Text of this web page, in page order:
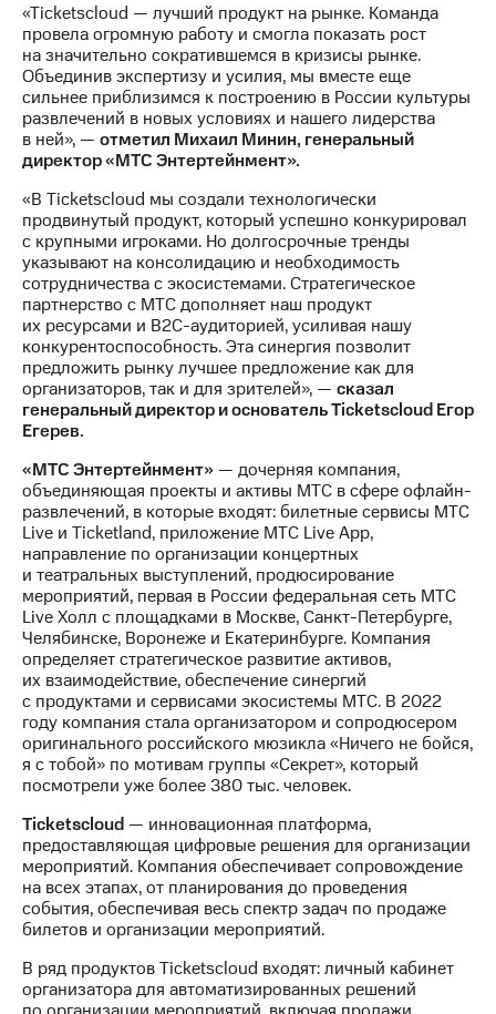
Порядок
выкупа
акций
Дивиденды
Рынок
облигаций
Описание
Уведомление
о
погашении
именных
облигаций
Другое
Регистратор
Реквизиты
Контакты
развитие
этика
На главную
«Ticketscloud — лучший продукт на рынке. Команда
провела огромную работу и смогла показать рост
на значительно сократившемся в кризисы рынке.
Объединив экспертизу и усилия, мы вместе еще
сильнее приблизимся к построению в России культуры
развлечений в новых условиях и нашего лидерства
в ней», — отметил Михаил Минин, генеральный
директор «МТС Энтертейнмент».
«В Ticketscloud мы создали технологически
продвинутый продукт, который успешно конкурировал
с крупными игроками. Но долгосрочные тренды
указывают на консолидацию и необходимость
сотрудничества с экосистемами. Стратегическое
партнерство с МТС дополняет наш продукт
их ресурсами и B2C-аудиторией, усиливая нашу
конкурентоспособность. Эта синергия позволит
предложить рынку лучшее предложение как для
организаторов, так и для зрителей», — сказал
генеральный директор и основатель Ticketscloud Егор
Егерев.
«МТС Энтертейнмент» — дочерняя компания,
объединяющая проекты и активы МТС в сфере офлайн-
развлечений, в которые входят: билетные сервисы МТС
Live и Ticketland, приложение МТС Live App,
направление по организации концертных
и театральных выступлений, продюсирование
мероприятий, первая в России федеральная сеть МТС
Live Холл с площадками в Москве, Санкт-Петербурге,
Челябинске, Воронеже и Екатеринбурге. Компания
определяет стратегическое развитие активов,
их взаимодействие, обеспечение синергий
с продуктами и сервисами экосистемы МТС. В 2022
году компания стала организатором и сопродюсером
оригинального российского мюзикла «Ничего не бойся,
я с тобой» по мотивам группы «Секрет», который
посмотрели уже более 380 тыс. человек.
Ticketscloud — инновационная платформа,
предоставляющая цифровые решения для организации
мероприятий. Компания обеспечивает сопровождение
на всех этапах, от планирования до проведения
события, обеспечивая весь спектр задач по продаже
билетов и организации мероприятий.
В ряд продуктов Ticketscloud входят: личный кабинет
организатора для автоматизированных решений